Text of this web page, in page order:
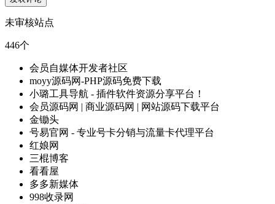
未审核站点
446个
会员自媒体开发者社区
moyy源码网-PHP源码免费下载
小璐工具导航 - 插件软件资源分享平台！
会员源码网 | 商业源码网 | 网站源码下载平台
金锄头
号易官网 - 专业号卡分销与流量卡代理平台
红娘网
三棍博客
看看屋
多多新媒体
998收录网